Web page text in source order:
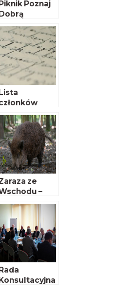
Piknik Poznaj
Dobrą
Lista
Zarządzającyc
Funduszy
ze
–
lata
później
Rada
Konsultacyjna